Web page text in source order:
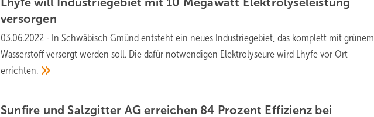
versorgen
03.06.2022 - In Schwäbisch Gmünd entsteht ein neues Industriegebiet, das komplett mit grünem
Wasserstoff versorgt werden soll. Die dafür notwendigen Elektrolyseure wird Lhyfe vor Ort
errichten.
Sunfire und Salzgitter AG erreichen 84 Prozent Effizienz bei